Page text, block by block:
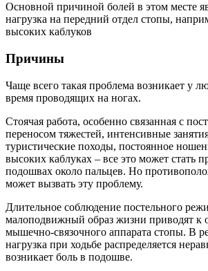
Основной причиной болей в этом месте
нагрузка на передний отдел стопы,
высоких каблуков
Причины
Чаще всего такая проблема возникает у
время проводящих на ногах.
Стоячая работа, особенно связанная с
переносом тяжестей, интенсивные
туристические походы, постоянное
высоких каблуках – все это может стать
подошвах около пальцев. Но
может вызвать эту проблему.
Длительное соблюдение постельного
малоподвижный образ жизни приводят к
мышечно-связочного аппарата стопы. В
нагрузка при ходьбе распределяется
возникает боль в подошве.